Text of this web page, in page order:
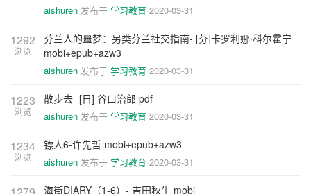
aishuren 发布于 学习教育 2020-03-31
1292
浏览
芬兰人的噩梦：另类芬兰社交指南- [芬]卡罗利娜·科尔霍宁
mobi+epub+azw3
aishuren 发布于 学习教育 2020-03-31
1223
浏览
散步去- [日] 谷口治郎 pdf
aishuren 发布于 学习教育 2020-03-31
1234
浏览
镖人6-许先哲 mobi+epub+azw3
aishuren 发布于 学习教育 2020-03-31
海街DIARY（1-6）- 吉田秋生 mobi